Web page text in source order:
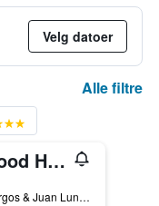
Velg datoer
Alle filtre
Ironwood Hotel
Corner Burgos & Juan Luna Streets, Tacloban, Filipinene